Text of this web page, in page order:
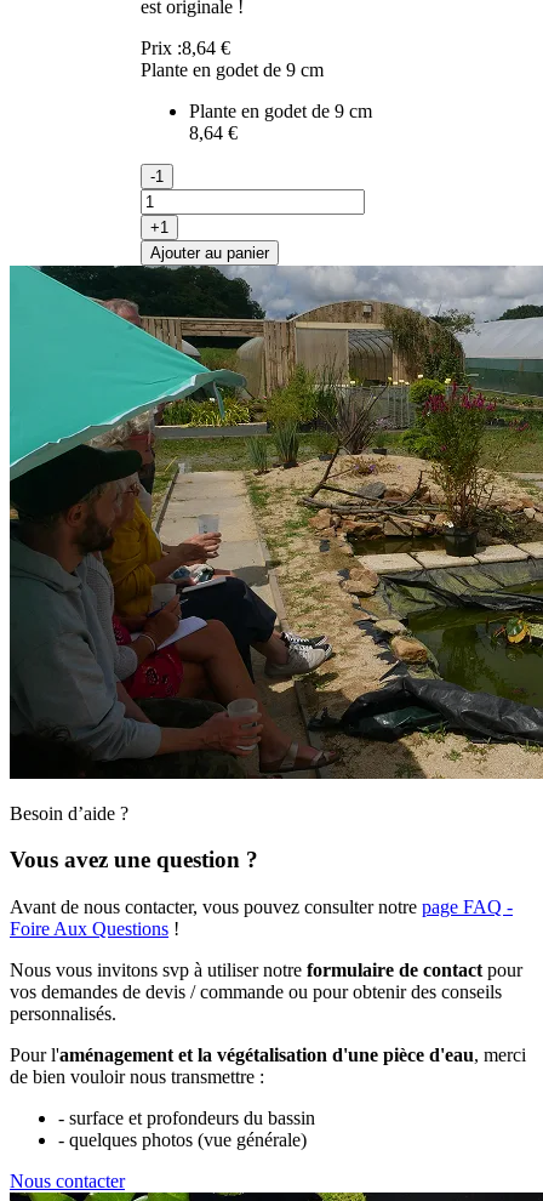
est originale !
Prix :8,64 €
Plante en godet de 9 cm
Plante en godet de 9 cm
8,64 €
-1
+1
Ajouter au panier
Besoin d’aide ?
Vous avez une question ?
Avant de nous contacter, vous pouvez consulter notre page FAQ -
Foire Aux Questions !
Nous vous invitons svp à utiliser notre formulaire de contact pour
vos demandes de devis / commande ou pour obtenir des conseils
personnalisés.
Pour l'aménagement et la végétalisation d'une pièce d'eau, merci
de bien vouloir nous transmettre :
- surface et profondeurs du bassin
- quelques photos (vue générale)
Nous contacter